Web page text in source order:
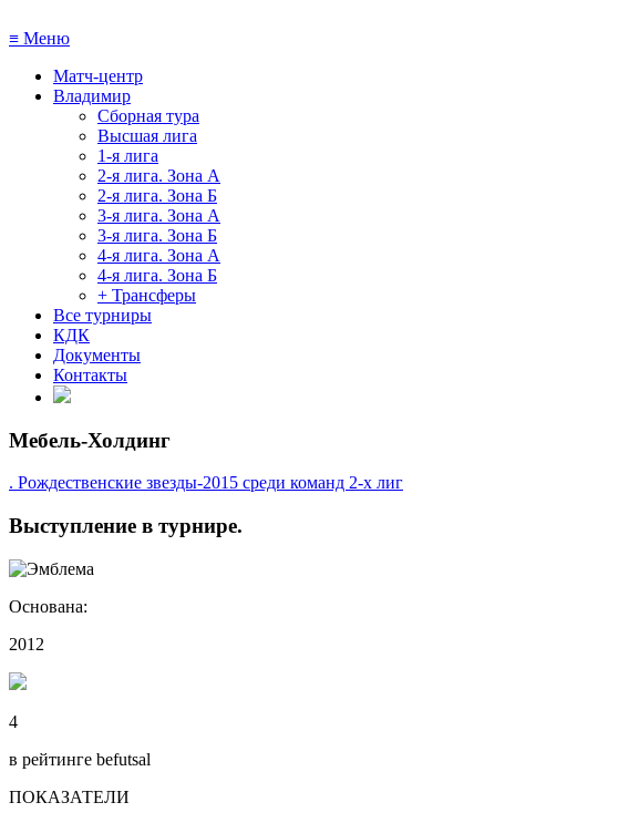
≡ Меню
Матч-центр
Владимир
Сборная тура
Высшая лига
1-я лига
2-я лига. Зона А
2-я лига. Зона Б
3-я лига. Зона А
3-я лига. Зона Б
4-я лига. Зона А
4-я лига. Зона Б
+ Трансферы
Все турниры
КДК
Документы
Контакты
Мебель-Холдинг
. Рождественские звезды-2015 среди команд 2-х лиг
Выступление в турнире.
Основана:
2012
4
в рейтинге befutsal
ПОКАЗАТЕЛИ